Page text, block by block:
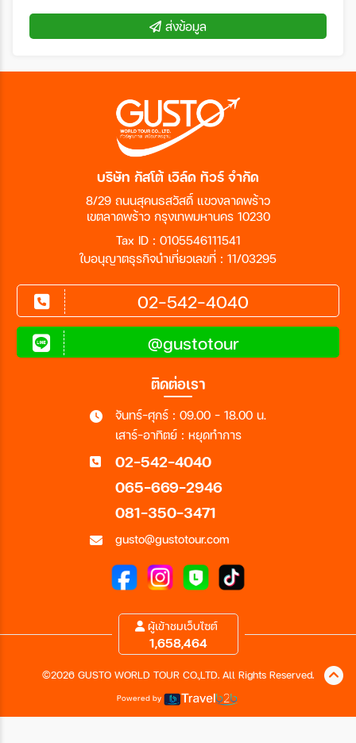
ส่งข้อมูล
บริษัท กัสโต้ เวิล์ด ทัวร์ จำกัด
8/29 ถนนสุคนธสวัสดิ์ แขวงลาดพร้าว
เขตลาดพร้าว กรุงเทพมหานคร 10230
Tax ID : 0105546111541
ใบอนุญาตธุรกิจนำเที่ยวเลขที่ : 11/03295
02-542-4040
@gustotour
ติดต่อเรา
จันทร์-ศุกร์ : 09.00 - 18.00 น.
เสาร์-อาทิตย์ : หยุดทำการ
02-542-4040
065-669-2946
081-350-3471
gusto@gustotour.com
ผู้เข้าชมเว็บไซต์
1,658,464
©2026 GUSTO WORLD TOUR CO.,LTD. All Rights Reserved.
Powered by